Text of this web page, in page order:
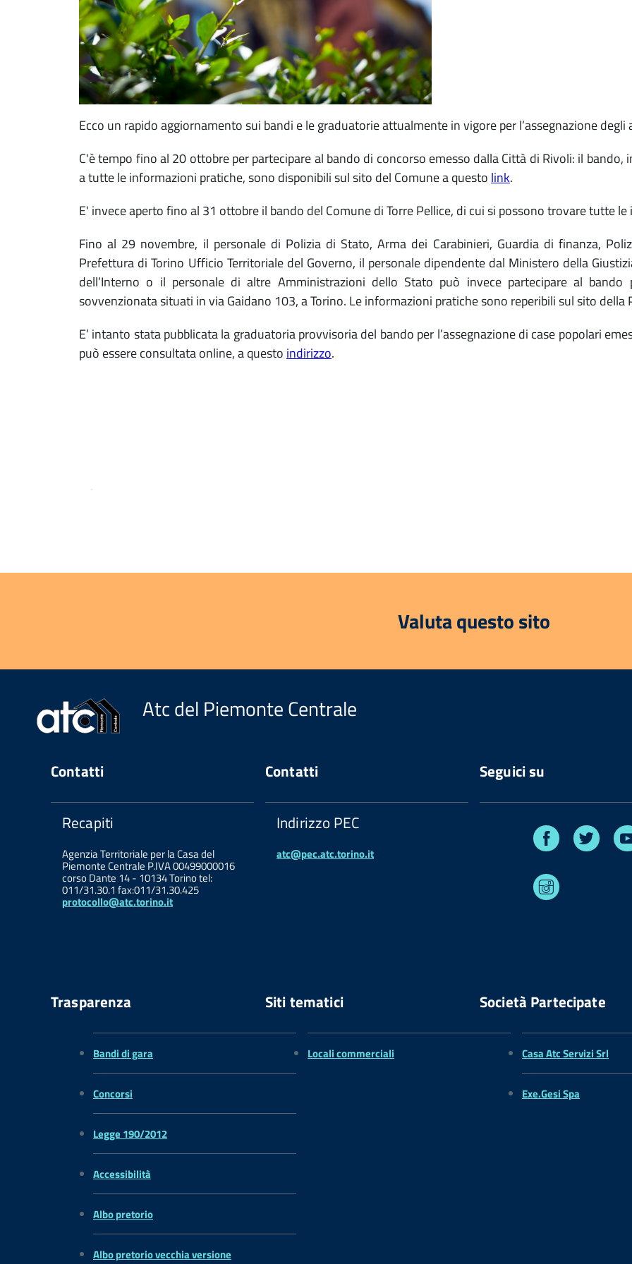
Ecco un rapido aggiornamento sui bandi e le graduatorie attualmente in vigore per l’assegnazione
C'è tempo fino al 20 ottobre per partecipare al bando di concorso emesso dalla Città di Rivoli: il
a tutte le informazioni pratiche, sono disponibili sul sito del Comune a questo link.
E' invece aperto fino al 31 ottobre il bando del Comune di Torre Pellice, di cui si possono trovare tutte
Fino al 29 novembre, il personale di Polizia di Stato, Arma dei Carabinieri, Guardia di finanza,
Prefettura di Torino Ufficio Territoriale del Governo, il personale dipendente dal Ministero della
dell’Interno o il personale di altre Amministrazioni dello Stato può invece partecipare al bando
sovvenzionata situati in via Gaidano 103, a Torino. Le informazioni pratiche sono reperibili sul sito della
E’ intanto stata pubblicata la graduatoria provvisoria del bando per l’assegnazione di case popolari
può essere consultata online, a questo indirizzo.
.
Valuta questo sito
Atc del Piemonte Centrale
Contatti
Recapiti
Agenzia Territoriale per la Casa del
Piemonte Centrale P.IVA 00499000016
corso Dante 14 - 10134 Torino tel:
011/31.30.1 fax:011/31.30.425
protocollo@atc.torino.it
Contatti
Indirizzo PEC
atc@pec.atc.torino.it
Seguici su
Facebook
Trasparenza
Bandi di gara
Concorsi
Legge 190/2012
Accessibilità
Albo pretorio
Albo pretorio vecchia versione
Siti tematici
Locali commerciali
Società Partecipate
Casa Atc Servizi Srl
Exe.Gesi Spa